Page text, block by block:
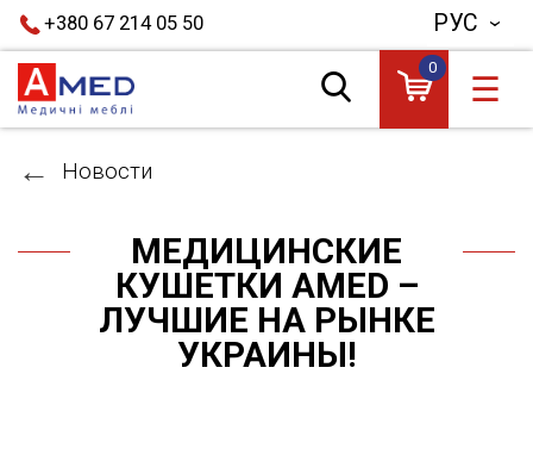
+380 67 214 05 50 РУС
0
☰
Новости
МЕДИЦИНСКИЕ
КУШЕТКИ AMED –
ЛУЧШИЕ НА РЫНКЕ
УКРАИНЫ!